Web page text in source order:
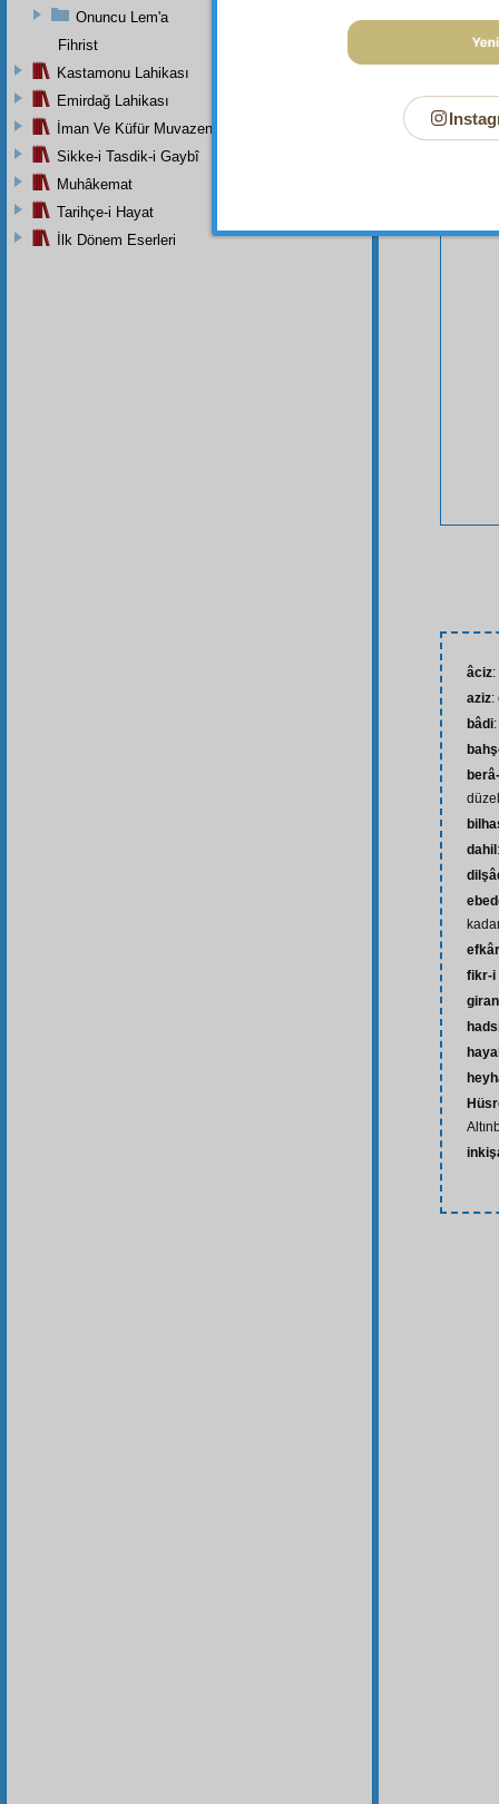
âciz
aziz:
bâdi
dahil
efkâr
fikr-i
Onuncu Lem'a
Fihrist
Kastamonu Lahikası
Emirdağ Lahikası
İman Ve Küfür Muvazeneleri
Sikke-i Tasdik-i Gaybî
Muhâkemat
Tarihçe-i Hayat
İlk Dönem Eserleri